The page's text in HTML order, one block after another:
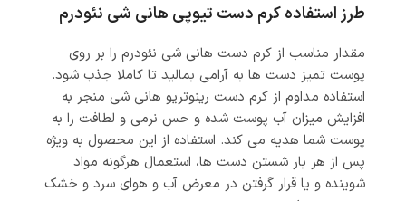
طرز استفاده کرم دست تیوپی هانی شی نئودرم
مقدار مناسب از کرم دست هانی شی نئودرم را بر روی
پوست تمیز دست ها به آرامی بمالید تا کاملا جذب شود.
استفاده مداوم از کرم دست رینوتریو هانی شی منجر به
افزایش میزان آب پوست شده و حس نرمی و لطافت را به
پوست شما هدیه می کند. استفاده از این محصول به ویژه
پس از هر بار شستن دست ها، استعمال هرگونه مواد
شوینده و یا قرار گرفتن در معرض آب و هوای سرد و خشک